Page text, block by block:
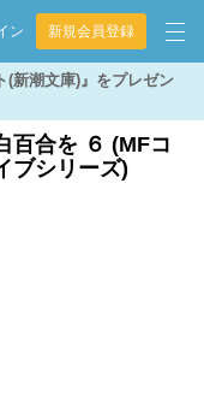
ン 新規会員登録
(新潮文庫)』をプレゼン
百合を ６ (MFコ
ブシリーズ)